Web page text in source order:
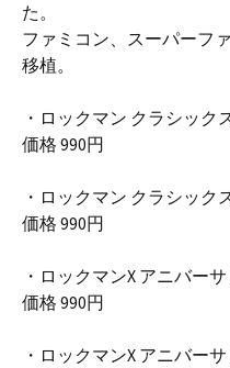
た。
ファミコン、スーパーフ
移植。
・ロックマン クラシック
価格 990円
・ロックマン クラシック
価格 990円
・ロックマンX アニバー
価格 990円
・ロックマンX アニバー